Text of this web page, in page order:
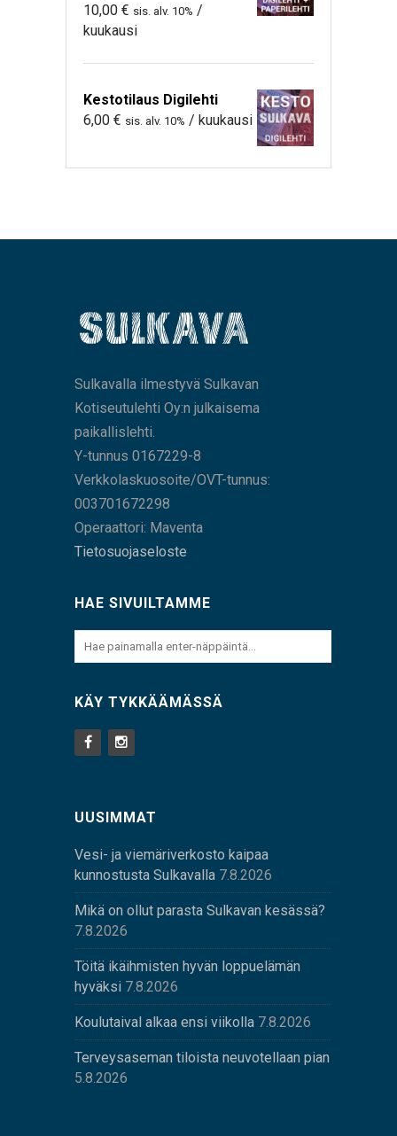
10,00 € sis. alv. 10% /
kuukausi
Kestotilaus Digilehti
6,00 € sis. alv. 10% / kuukausi
Sulkavalla ilmestyvä Sulkavan
Kotiseutulehti Oy:n julkaisema
paikallislehti.
Y-tunnus 0167229-8
Verkkolaskuosoite/OVT-tunnus:
003701672298
Operaattori: Maventa
Tietosuojaseloste
HAE SIVUILTAMME
KÄY TYKKÄÄMÄSSÄ
UUSIMMAT
Vesi- ja viemäriverkosto kaipaa
kunnostusta Sulkavalla 7.8.2026
Mikä on ollut parasta Sulkavan kesässä?
7.8.2026
Töitä ikäihmisten hyvän loppuelämän
hyväksi 7.8.2026
Koulutaival alkaa ensi viikolla 7.8.2026
Terveysaseman tiloista neuvotellaan pian
5.8.2026